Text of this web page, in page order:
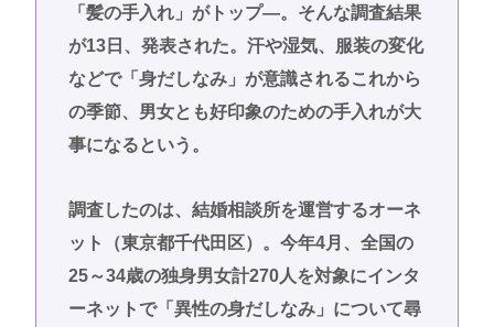
「髪の手入れ」がトップ―。そんな調査結果
が13日、発表された。汗や湿気、服装の変化
などで「身だしなみ」が意識されるこれから
の季節、男女とも好印象のための手入れが大
事になるという。
調査したのは、結婚相談所を運営するオーネ
ット（東京都千代田区）。今年4月、全国の
25～34歳の独身男女計270人を対象にインタ
ーネットで「異性の身だしなみ」について尋